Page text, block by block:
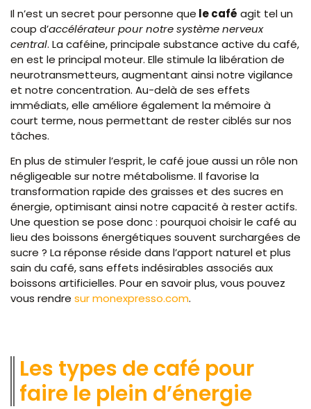
Il n’est un secret pour personne que le café agit tel un
coup d’accélérateur pour notre système nerveux
central. La caféine, principale substance active du café,
en est le principal moteur. Elle stimule la libération de
neurotransmetteurs, augmentant ainsi notre vigilance
et notre concentration. Au-delà de ses effets
immédiats, elle améliore également la mémoire à
court terme, nous permettant de rester ciblés sur nos
tâches.
En plus de stimuler l’esprit, le café joue aussi un rôle non
négligeable sur notre métabolisme. Il favorise la
transformation rapide des graisses et des sucres en
énergie, optimisant ainsi notre capacité à rester actifs.
Une question se pose donc : pourquoi choisir le café au
lieu des boissons énergétiques souvent surchargées de
sucre ? La réponse réside dans l’apport naturel et plus
sain du café, sans effets indésirables associés aux
boissons artificielles. Pour en savoir plus, vous pouvez
vous rendre sur monexpresso.com.
Les types de café pour
faire le plein d’énergie